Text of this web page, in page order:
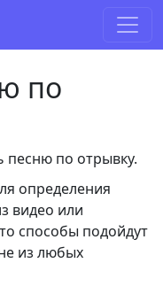
по
песню по отрывку.
определения
видео или
способы подойдут
из любых